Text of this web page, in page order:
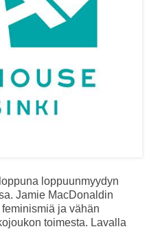
loppuunmyydyn
Jamie MacDonaldin
ja vähän
toimesta. Lavalla